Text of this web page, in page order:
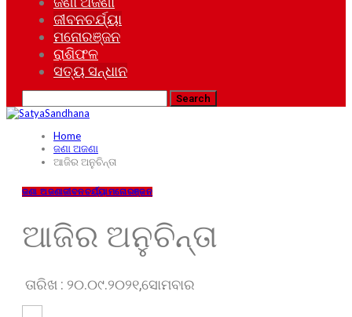
ଜୀବନଚର୍ଯ୍ୟା
ମନୋରଞ୍ଜନ
ରାଶିଫଳ
ସତ୍ୟ ସନ୍ଧାନ
Home
ଜଣା ଅଜଣା
ଆଜିର ଅନୁଚିନ୍ତା
ଜଣା ଅଜଣାଜୀବନଚର୍ଯ୍ୟାମନୋରଞ୍ଜନ
ଆଜିର ଅନୁଚିନ୍ତା
ତାରିଖ : ୨୦.୦୯.୨୦୨୧,ସୋମବାର